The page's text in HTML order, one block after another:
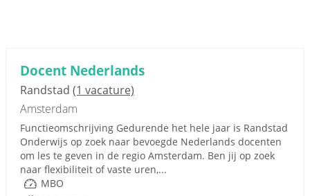
Docent Nederlands
Randstad (1 vacature)
Amsterdam
Functieomschrijving Gedurende het hele jaar is Randstad
Onderwijs op zoek naar bevoegde Nederlands docenten
om les te geven in de regio Amsterdam. Ben jij op zoek
naar flexibiliteit of vaste uren,...
MBO